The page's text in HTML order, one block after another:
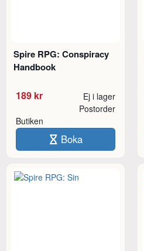
Spire RPG: Conspiracy
Handbook
189 kr Ej i lager
Butiken
Postorder
Boka